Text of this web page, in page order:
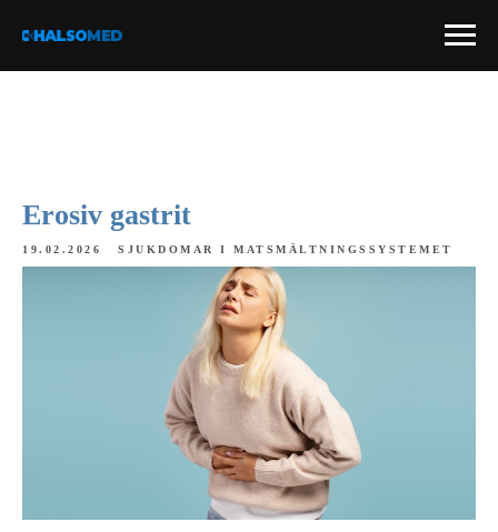
Erosiv gastrit
19.02.2026 SJUKDOMAR I MATSMÄLTNINGSSYSTEMET